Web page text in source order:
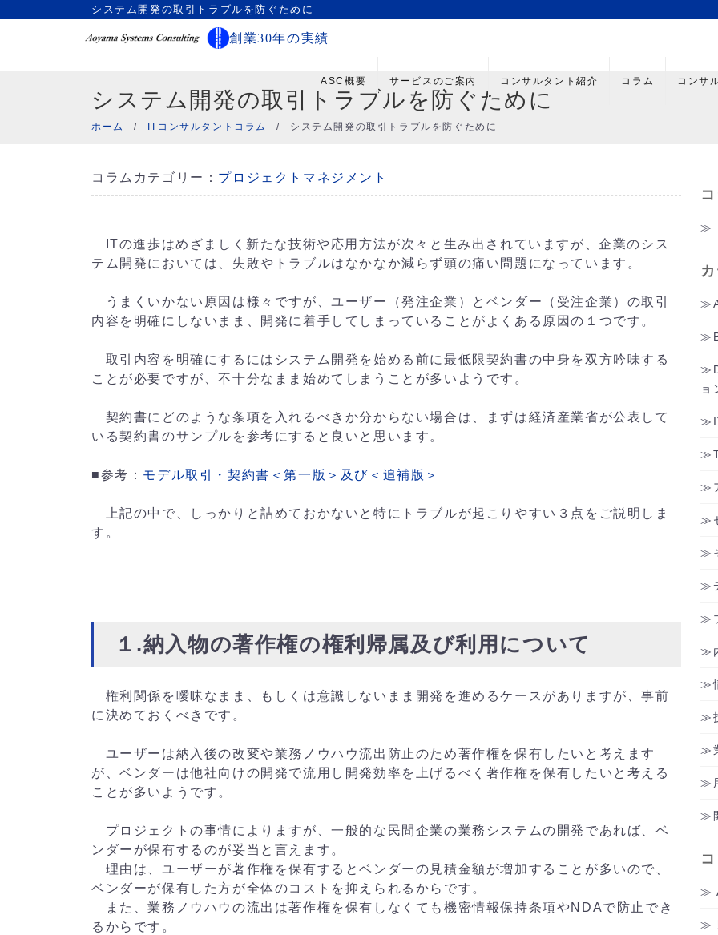
システム開発の取引トラブルを防ぐために
創業30年の実績
ASC概要 サービスのご案内 コンサルタント紹介 コラム コンサ
システム開発の取引トラブルを防ぐために
ホーム / ITコンサルタントコラム / システム開発の取引トラブルを防ぐために
コラムカテゴリー： プロジェクトマネジメント
ITの進歩はめざましく新たな技術や応用方法が次々と生み出されていますが、企業のシス
テム開発においては、失敗やトラブルはなかなか減らず頭の痛い問題になっています。
うまくいかない原因は様々ですが、ユーザー（発注企業）とベンダー（受注企業）の取引
内容を明確にしないまま、開発に着手してしまっていることがよくある原因の１つです。
取引内容を明確にするにはシステム開発を始める前に最低限契約書の中身を双方吟味する
ことが必要ですが、不十分なまま始めてしまうことが多いようです。
契約書にどのような条項を入れるべきか分からない場合は、まずは経済産業省が公表して
いる契約書のサンプルを参考にすると良いと思います。
■参考： モデル取引・契約書＜第一版＞及び＜追補版＞
上記の中で、しっかりと詰めておかないと特にトラブルが起こりやすい３点をご説明しま
す。
１.納入物の著作権の権利帰属及び利用について
権利関係を曖昧なまま、もしくは意識しないまま開発を進めるケースがありますが、事前
に決めておくべきです。
ユーザーは納入後の改変や業務ノウハウ流出防止のため著作権を保有したいと考えます
が、ベンダーは他社向けの開発で流用し開発効率を上げるべく著作権を保有したいと考える
ことが多いようです。
プロジェクトの事情によりますが、一般的な民間企業の業務システムの開発であれば、ベ
ンダーが保有するのが妥当と言えます。
理由は、ユーザーが著作権を保有するとベンダーの見積金額が増加することが多いので、
ベンダーが保有した方が全体のコストを抑えられるからです。
また、業務ノウハウの流出は著作権を保有しなくても機密情報保持条項やNDAで防止でき
るからです。
ョ